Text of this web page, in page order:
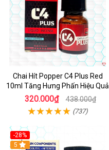
Chai Hít Popper C4 Plus Red
10ml Tăng Hưng Phấn Hiệu Quả
320.000₫ 438.000₫
(737)
-28%
5